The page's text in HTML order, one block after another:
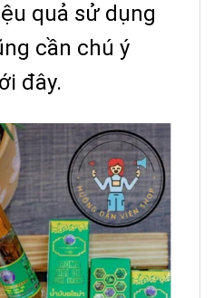
quả sử dụng
cần chú ý
đây.